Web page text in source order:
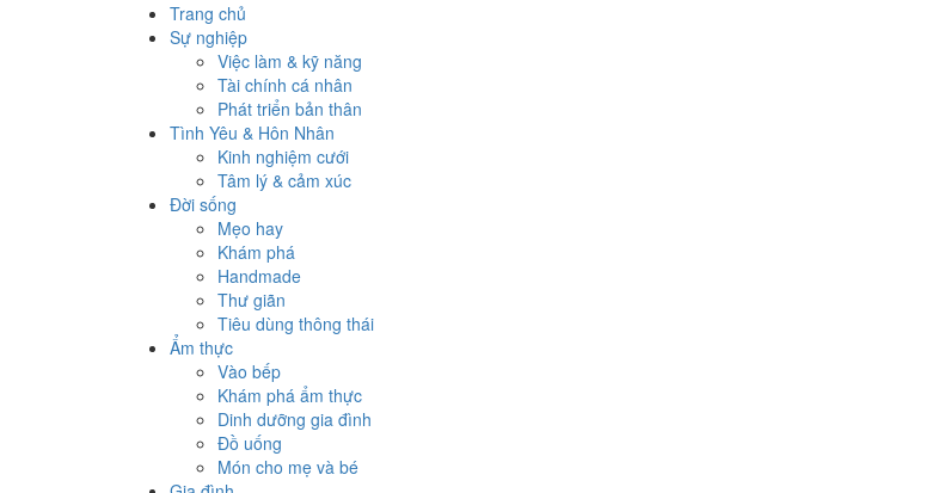
Trang chủ
Sự nghiệp
Việc làm & kỹ năng
Tài chính cá nhân
Phát triển bản thân
Tình Yêu & Hôn Nhân
Kinh nghiệm cưới
Tâm lý & cảm xúc
Đời sống
Mẹo hay
Khám phá
Handmade
Thư giãn
Tiêu dùng thông thái
Ẩm thực
Vào bếp
Khám phá ẩm thực
Dinh dưỡng gia đình
Đồ uống
Món cho mẹ và bé